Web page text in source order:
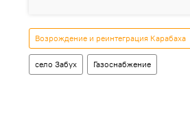
Возрождение и реинтеграция Карабаха
село Забух Газоснабжение